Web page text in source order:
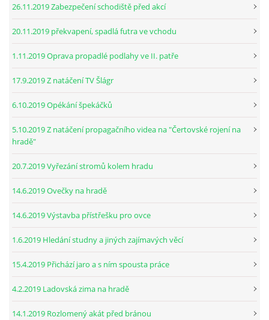
26.11.2019 Zabezpečení schodiště před akcí
20.11.2019 překvapení, spadlá futra ve vchodu
1.11.2019 Oprava propadlé podlahy ve II. patře
17.9.2019 Z natáčení TV Šlágr
6.10.2019 Opékání špekáčků
5.10.2019 Z natáčení propagačního videa na "Čertovské rojení na
hradě"
20.7.2019 Vyřezání stromů kolem hradu
14.6.2019 Ovečky na hradě
14.6.2019 Výstavba přístřešku pro ovce
1.6.2019 Hledání studny a jiných zajímavých věcí
15.4.2019 Přichází jaro a s ním spousta práce
4.2.2019 Ladovská zima na hradě
14.1.2019 Rozlomený akát před bránou